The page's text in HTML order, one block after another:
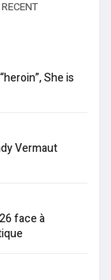
RECENT
She is
Vermaut
face à